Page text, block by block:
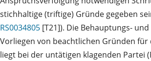
stichhaltige (triftige) Gründe gegeben
RS0034805 [T21]). Die Behauptungs-
Vorliegen von beachtlichen Gründen
liegt bei der untätigen klagenden Partei